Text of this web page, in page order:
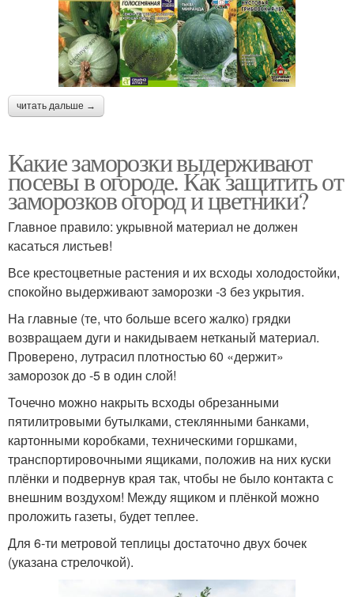
читать дальше →
Какие заморозки выдерживают
посевы в огороде. Как защитить от
заморозков огород и цветники?
Главное правило: укрывной материал не должен
касаться листьев!
Все крестоцветные растения и их всходы холодостойки,
спокойно выдерживают заморозки -3 без укрытия.
На главные (те, что больше всего жалко) грядки
возвращаем дуги и накидываем нетканый материал.
Проверено, лутрасил плотностью 60 «держит»
заморозок до -5 в один слой!
Точечно можно накрыть всходы обрезанными
пятилитровыми бутылками, стеклянными банками,
картонными коробками, техническими горшками,
транспортировочными ящиками, положив на них куски
плёнки и подвернув края так, чтобы не было контакта с
внешним воздухом! Между ящиком и плёнкой можно
проложить газеты, будет теплее.
Для 6-ти метровой теплицы достаточно двух бочек
(указана стрелочкой).